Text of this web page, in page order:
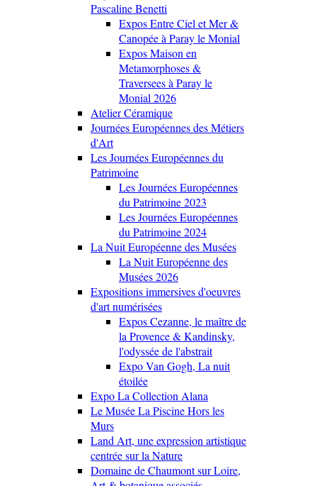
Pascaline Benetti
Expos Entre Ciel et Mer &
Canopée à Paray le Monial
Expos Maison en
Metamorphoses &
Traversees à Paray le
Monial 2026
Atelier Céramique
Journées Européennes des Métiers
d'Art
Les Journées Européennes du
Patrimoine
Les Journées Européennes
du Patrimoine 2023
Les Journées Européennes
du Patrimoine 2024
La Nuit Européenne des Musées
La Nuit Européenne des
Musées 2026
Expositions immersives d'oeuvres
d'art numérisées
Expos Cezanne, le maître de
la Provence & Kandinsky,
l'odyssée de l'abstrait
Expo Van Gogh, La nuit
étoilée
Expo La Collection Alana
Le Musée La Piscine Hors les
Murs
Land Art, une expression artistique
centrée sur la Nature
Domaine de Chaumont sur Loire,